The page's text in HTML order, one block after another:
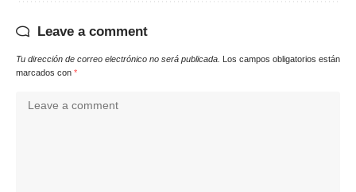
Leave a comment
Tu dirección de correo electrónico no será publicada. Los campos obligatorios están
marcados con *